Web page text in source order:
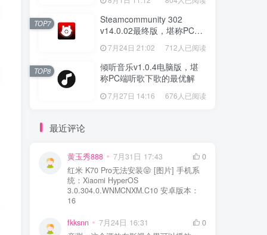
Steamcommunity 302
v14.0.02最终版，堪称PC玩
家必备的网络工具箱
7月24日 21:02 712人已阅读
TOP7
倾听音乐v1.0.4电脑版，堪
称PC端听歌下歌的最优解
7月27日 14:16 676人已阅读
TOP8
最近评论
黄玉秀888 7月31日 17:43
0
红米 K70 Pro无法安装😝 [图片] 手机系
统：Xiaomi HyperOS
3.0.304.0.WNMCNXM.C10 安卓版本：
16
fkksnn 7月24日 16:31
0